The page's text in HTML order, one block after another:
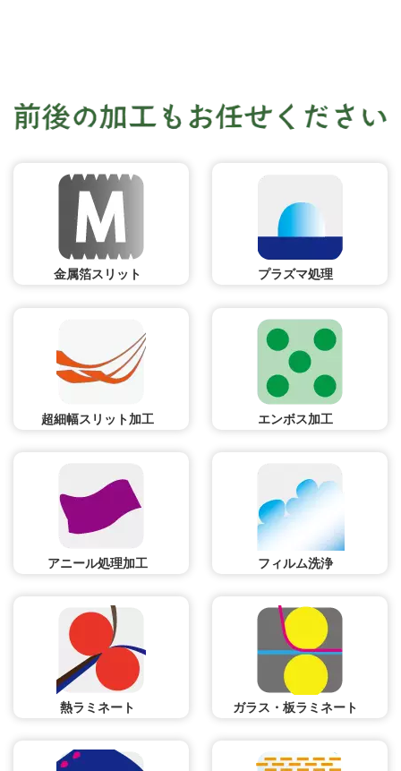
金属箔スリット プラズマ処理
超細幅スリット加工 エンボス加工
アニール処理加工 フィルム洗浄
熱ラミネート ガラス・板ラミネート